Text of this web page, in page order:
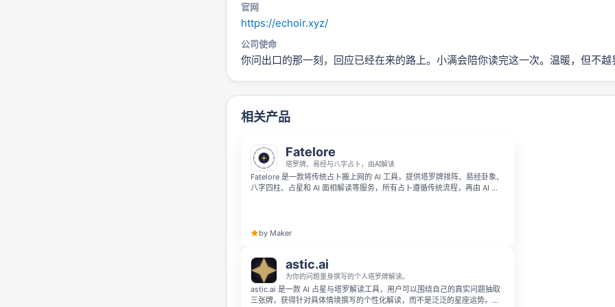
官网
https://echoir.xyz/
公司使命
你问出口的那一刻，回应已经在来的路上。小满会陪你读完这一次。温暖，但不越
相关产品
Fatelore
塔罗牌、易经与八字占卜，由AI解读
Fatelore 是一款将传统占卜搬上网的 AI 工具，提供塔罗牌排阵、易经卦象、
八字四柱、占星和 AI 面相解读等服务，所有占卜遵循传统流程，再由 AI 用
by Maker
astic.ai
为你的问题量身撰写的个人塔罗牌解读。
astic.ai 是一款 AI 占星与塔罗解读工具，用户可以围绕自己的真实问题抽取
三张牌，获得针对具体情境撰写的个性化解读，而不是泛泛的星座运势。它